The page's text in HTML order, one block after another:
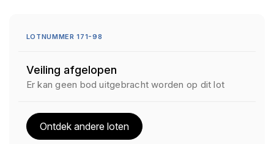
LOTNUMMER 171-98
Veiling afgelopen
Er kan geen bod uitgebracht worden op dit lot
Ontdek andere loten